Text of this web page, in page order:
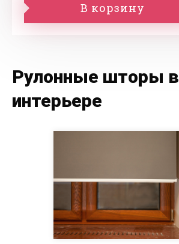
В корзину
Рулонные шторы в
интерьере